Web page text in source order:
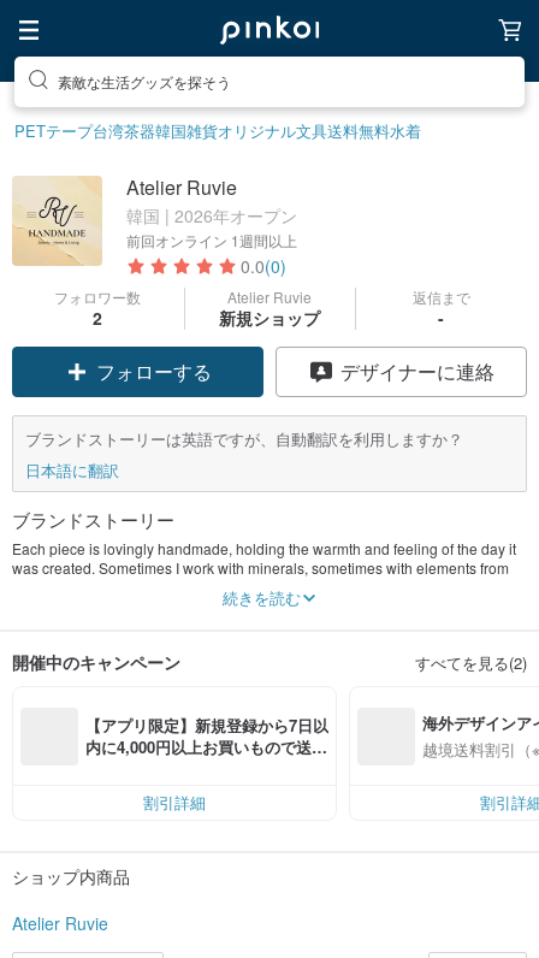
素敵な生活グッズを探そう
PETテープ台湾茶器韓国雑貨オリジナル文具送料無料水着
Atelier Ruvie
韓国 | 2026年オープン
前回オンライン 1週間以上
0.0(0)
フォロワー数
2
Atelier Ruvie
新規ショップ
返信まで
-
フォローする デザイナーに連絡
ブランドストーリーは英語ですが、自動翻訳を利用しますか？
日本語に翻訳
ブランドストーリー
Each piece is lovingly handmade, holding the warmth and feeling of the day it
was created. Sometimes I work with minerals, sometimes with elements from
nature, always guided by Ruvie’s quiet and intimate sensibility.
life, or as a small moment of self-recognition on an ordinary day, I hope each
piece can offer something meaningful to the person who receives it.
続きを読む
開催中のキャンペーン すべてを見る(2)
【アプリ限定】新規登録から7日以
内に4,000円以上お買いもので送料
割引詳細
海外デザインア
入
越境送料割引（
割引詳
ショップ内商品
Atelier Ruvie